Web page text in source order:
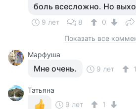
боль всесложно. Но
9 лет 8
0
Показать все
Марфуша
Мне очень. 9 лет 1
Татьяна
9 лет
1